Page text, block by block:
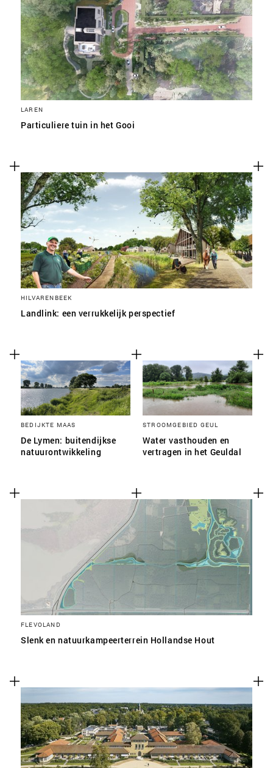
LAREN
Particuliere tuin in het Gooi
HILVARENBEEK
Landlink: een verrukkelijk perspectief
BEDIJKTE MAAS
De Lymen: buitendijkse
natuurontwikkeling
STROOMGEBIED GEUL
Water vasthouden en
vertragen in het Geuldal
FLEVOLAND
Slenk en natuurkampeerterrein Hollandse Hout
SLA VOORKEUREN OP